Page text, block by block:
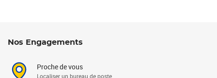
Nos Engagements
Proche de vous
Localiser un bureau de poste